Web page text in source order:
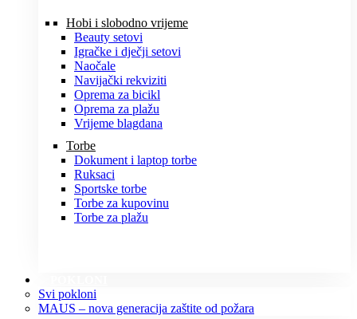
Hobi i slobodno vrijeme
Beauty setovi
Igračke i dječji setovi
Naočale
Navijački rekviziti
Oprema za bicikl
Oprema za plažu
Vrijeme blagdana
Torbe
Dokument i laptop torbe
Ruksaci
Sportske torbe
Torbe za kupovinu
Torbe za plažu
Svi pokloni
MAUS – nova generacija zaštite od požara